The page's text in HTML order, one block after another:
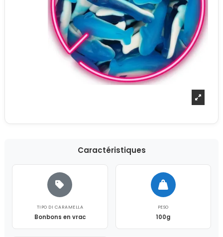
Caractéristiques
TIPO DI CARAMELLA
Bonbons en vrac
PESO
100g